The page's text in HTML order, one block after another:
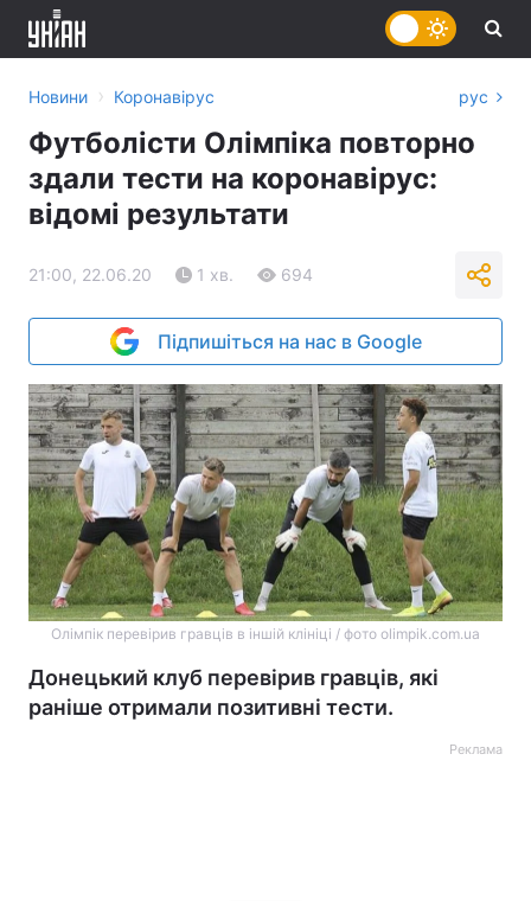
Новини › Коронавірус рус
Футболісти Олімпіка повторно
здали тести на коронавірус:
відомі результати
21:00, 22.06.20 1 хв. 694
Підпишіться на нас в Google
Олімпік перевірив гравців в іншій клініці / фото olimpik.com.ua
Донецький клуб перевірив гравців, які
раніше отримали позитивні тести.
Реклама